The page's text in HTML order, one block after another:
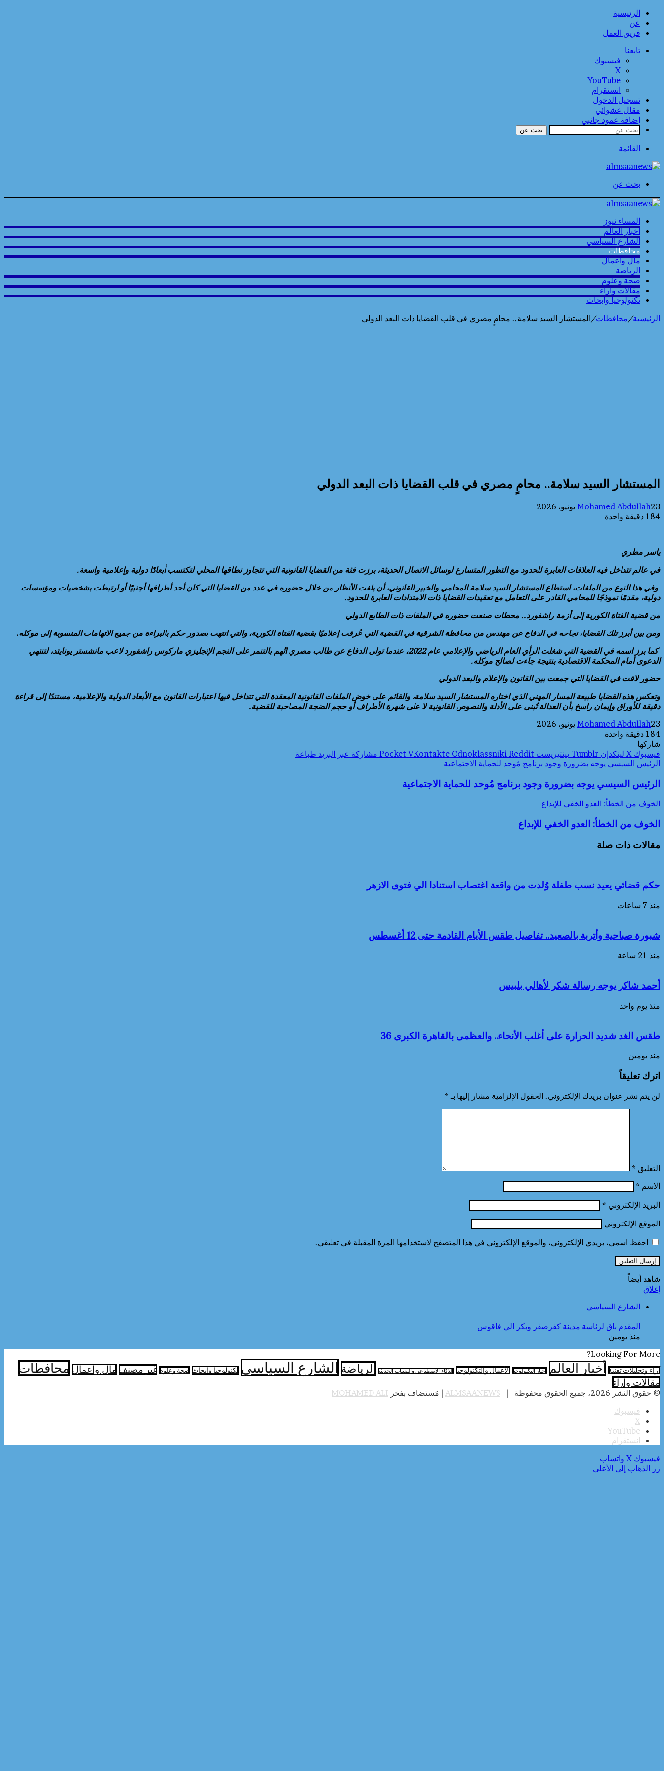
الرئيسية
عن
فريق العمل
تابعنا
فيسبوك
‫X
‫YouTube
انستقرام
تسجيل الدخول
مقال عشوائي
إضافة عمود جانبي
بحث عن
القائمة
بحث عن
المساء نيوز
أخبار العالم
الشارع السياسي
محافطات
مال واعمال
الرياضة
صحة وعلوم
مقالات وارآء
تكنولوجيا وابحاث
الرئيسية/محافطات/المستشار السيد سلامة.. محامٍ مصري في قلب القضايا ذات البعد الدولي
المستشار السيد سلامة.. محامٍ مصري في قلب القضايا ذات البعد الدولي
Mohamed Abdullah23 يونيو، 2026
184 دقيقة واحدة
ياسر مطري
في عالم تتداخل فيه العلاقات العابرة للحدود مع التطور المتسارع لوسائل الاتصال الحديثة، برزت فئة من القضايا القانونية التي تتجاوز نطاقها المحلي لتكتسب أبعادًا دولية وإعلامية واسعة.
وفي هذا النوع من الملفات، استطاع المستشار السيد سلامة المحامي والخبير القانوني، أن يلفت الأنظار من خلال حضوره في عدد من القضايا التي كان أحد أطرافها أجنبيًا أو ارتبطت بشخصيات ومؤسسات
دولية، مقدمًا نموذجًا للمحامي القادر على التعامل مع تعقيدات القضايا ذات الامتدادات العابرة للحدود.
من قضية الفتاة الكورية إلى أزمة راشفورد.. محطات صنعت حضوره في الملفات ذات الطابع الدولي
ومن بين أبرز تلك القضايا، نجاحه في الدفاع عن مهندس من محافظة الشرقية في القضية التي عُرفت إعلاميًا بقضية الفتاة الكورية، والتي انتهت بصدور حكم بالبراءة من جميع الاتهامات المنسوبة إلى موكله.
كما برز اسمه في القضية التي شغلت الرأي العام الرياضي والإعلامي عام 2022، عندما تولى الدفاع عن طالب مصري اتُهم بالتنمر على النجم الإنجليزي ماركوس راشفورد لاعب مانشستر يونايتد، لتنتهي
الدعوى أمام المحكمة الاقتصادية بنتيجة جاءت لصالح موكله.
حضور لافت في القضايا التي جمعت بين القانون والإعلام والبعد الدولي
وتعكس هذه القضايا طبيعة المسار المهني الذي اختاره المستشار السيد سلامة، والقائم على خوض الملفات القانونية المعقدة التي تتداخل فيها اعتبارات القانون مع الأبعاد الدولية والإعلامية، مستندًا إلى قراءة
دقيقة للأوراق وإيمان راسخ بأن العدالة تُبنى على الأدلة والنصوص القانونية لا على شهرة الأطراف أو حجم الضجة المصاحبة للقضية.
Mohamed Abdullah23 يونيو، 2026
184 دقيقة واحدة
شاركها
فيسبوك ‫X لينكدإن بينتيريست Odnoklassniki
‫Pocket مشاركة عبر البريد طباعة
الرئيس السيسي يوجه بضرورة وجود برنامج مُوحد للحماية الاجتماعية
الرئيس السيسي يوجه بضرورة وجود برنامج مُوحد للحماية الاجتماعية
الخوف من الخطأ: العدو الخفي للإبداع
الخوف من الخطأ: العدو الخفي للإبداع
مقالات ذات صلة
حكم قضائي يعيد نسب طفلة وُلدت من واقعة اغتصاب استنادا الي فتوى الازهر
منذ 7 ساعات
شبورة صباحية وأتربة بالصعيد.. تفاصيل طقس الأيام القادمة حتى 12 أغسطس
منذ 21 ساعة
أحمد شاكر يوجه رسالة شكر لأهالي بلبيس
منذ يوم واحد
طقس الغد شديد الحرارة على أغلب الأنحاء.. والعظمى بالقاهرة الكبرى 36
منذ يومين
اترك تعليقاً
لن يتم نشر عنوان بريدك الإلكتروني. الحقول الإلزامية مشار إليها بـ *
التعليق *
الاسم *
البريد الإلكتروني *
الموقع الإلكتروني
احفظ اسمي، بريدي الإلكتروني، والموقع الإلكتروني في هذا المتصفح لاستخدامها المرة المقبلة في تعليقي.
شاهد أيضاً
إغلاق
الشارع السياسي
المقدم باق لرئاسة مدينة كفرصقر وبكر الي فاقوس
منذ يومين
Looking For More?
آراء وتحليلات تقنية أخبار العالم اخبار التكنولوجيا الأعمال والتكنولوجيا الذكاء الاصطناعي والتقنيات الحديثة الرياضة الشارع السياسي تكنولوجيا وابحاث صحة وعلوم غير مصنف مال واعمال محافطات
مقالات وارآء
© حقوق النشر 2026، جميع الحقوق محفوظة | ALMSAANEWS | مُستضاف بفخر MOHAMED ALI
فيسبوك
‫X
‫YouTube
انستقرام
فيسبوك ‫X واتساب
زر الذهاب إلى الأعلى